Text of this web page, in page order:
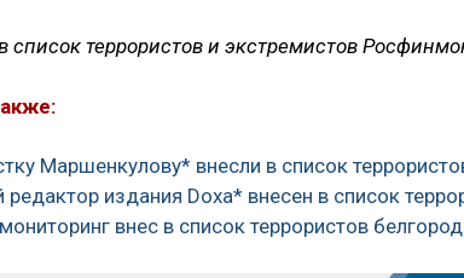
список террористов и экстремистов
Маршенкулову* внесли в список
редактор издания Doxa* внесен в список
внес в список террористов